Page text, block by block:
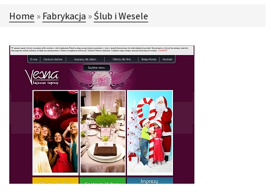
OFERTY PRACY
BANKI, PRZELEWY, WALUTY, KANTORY
USŁUGI BUDOWLANE
PROJEKTOWANIE
REMONTY, ELEKTRYK, HYDRAULIK
MATERIAŁY BUDOWLANE
Home » Fabrykacja »Ślub i Wesele